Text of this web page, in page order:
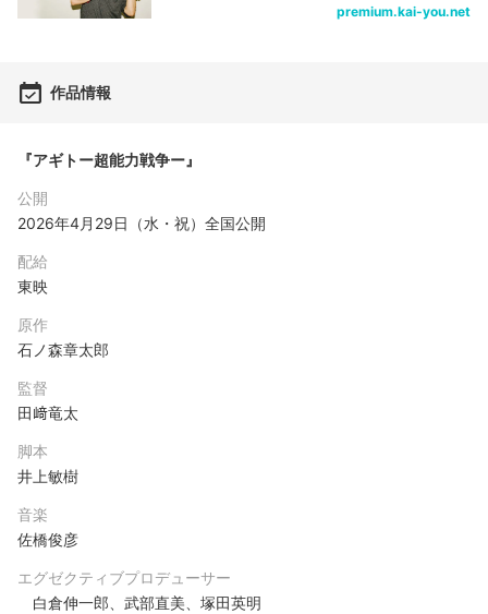
premium.kai-you.net
作品情報
『アギトー超能力戦争ー』
公開
2026年4月29日（水・祝）全国公開
配給
東映
原作
⽯ノ森章太郎
監督
⽥﨑⻯太
脚本
井上敏樹
⾳楽
佐橋俊彦
エグゼクティブプロデューサー
⽩倉伸⼀郎、武部直美、塚⽥英明